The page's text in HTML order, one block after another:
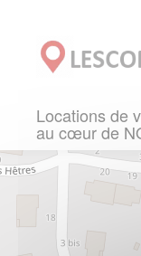
Locations de
au cœur de